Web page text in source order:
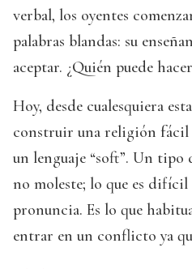
verbal, los oyentes
palabras blandas: su
aceptar. ¿Quién puede
Hoy, desde cualesquiera
construir una religión fácil
un lenguaje “soft”. Un tipo
no moleste; lo que es difícil
pronuncia. Es lo que
entrar en un conflicto ya